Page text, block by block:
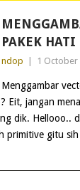
PAKEK HATI
ndop 1 October
Menggambar
Eit, jangan
dik. Hellooo..
primitive gitu